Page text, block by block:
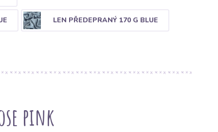
LEN PŘEDEPRANÝ 170 G BLUE
pink